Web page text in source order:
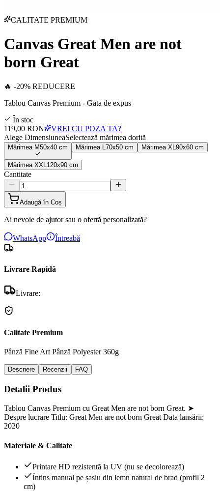
CALITATE PREMIUM
Canvas Great Men are not
born Great
🔥 -20% REDUCERE
Tablou Canvas Premium - Gata de expus
În stoc
119,00 RON
VREI CU POZA TA?
Alege DimensiuneaSelectează mărimea dorită
Mărimea M50x40 cm Mărimea 70x50 cm Mărimea XL 90x60 cm
Mărimea XXL 120x90 cm
Cantitate
Adaugă în Coș
Ai nevoie de ajutor sau o ofertă personalizată?
WhatsApp Întreabă
Livrare Rapidă
Livrare:
Calitate Premium
Pânză Fine Art Pânză Polyester 360g
Descriere Recenzii FAQ
Detalii Produs
Tablou Canvas Premium cu Great Men are not born Great. ➤
Despre lucrare Titlu: Great Men are not born Great Data lansării:
2020
Materiale & Calitate
Printare HD rezistentă la UV (nu se decolorează)
Întins manual pe șasiu din lemn natural de brad (profil 2
cm)